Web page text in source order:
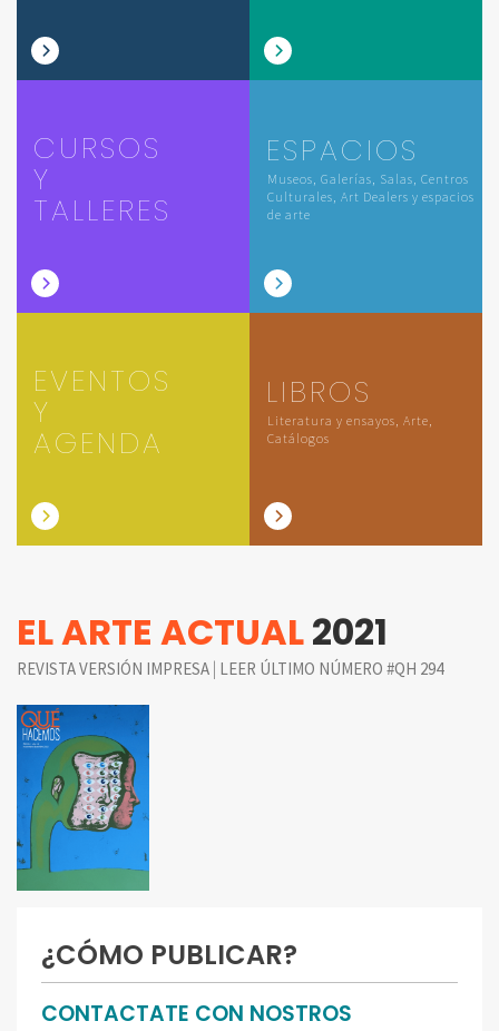
CURSOS
Y
TALLERES
ESPACIOS
Museos, Galerías, Salas, Centros
Culturales, Art Dealers y espacios
de arte
EVENTOS
Y
AGENDA
LIBROS
Literatura y ensayos, Arte,
Catálogos
EL ARTE ACTUAL2021
REVISTA VERSIÓN IMPRESA | LEER ÚLTIMO NÚMERO #QH 294
¿CÓMO PUBLICAR?
CONTACTATE CON NOSTROS